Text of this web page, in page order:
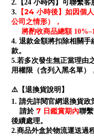
2.【24 小時內】可聯繫客
3.
【24 小時後】如因個
公司之情形），
將酌收商品總額
4. 退款金額將扣除相關
款。
5.若多次發生無正當理由
用權限（含列入黑名單）
⚠️【退換貨說明】
1. 請先詳閱官網退換貨政
請於 7 日鑑賞期內聯
後續處理。
2.商品外盒於物流運送過